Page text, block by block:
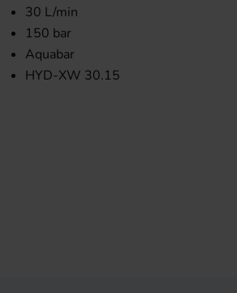
30 L/min
150 bar
Aquabar
HYD-XW 30.15